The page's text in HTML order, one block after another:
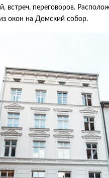
встреч, переговоров.
окон на Домский собор.